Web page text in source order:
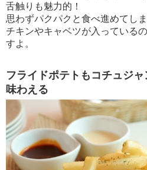
舌触りも魅力的！
思わずパクパクと食べ進めてしま
チキンやキャベツが入っている
すよ。
フライドポテトもコチュジ
味わえる